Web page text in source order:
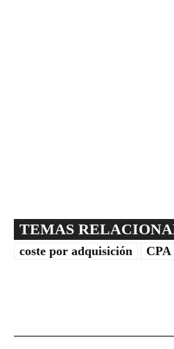
TEMAS
coste por adquisición CPA